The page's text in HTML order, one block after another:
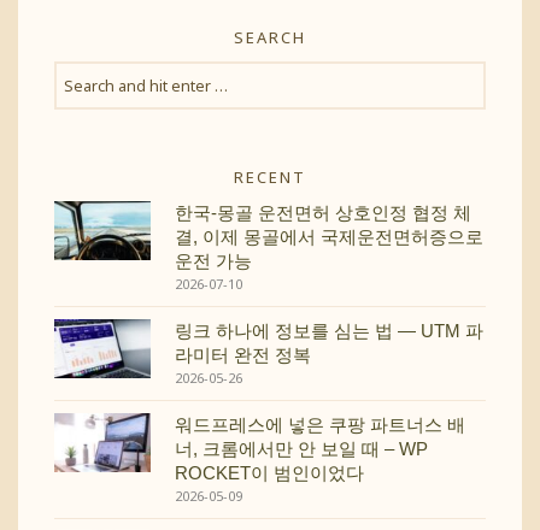
SEARCH
RECENT
한국-몽골 운전면허 상호인정 협정 체
결, 이제 몽골에서 국제운전면허증으로
운전 가능
2026-07-10
링크 하나에 정보를 심는 법 — UTM 파
라미터 완전 정복
2026-05-26
워드프레스에 넣은 쿠팡 파트너스 배
너, 크롬에서만 안 보일 때 – WP
ROCKET이 범인이었다
2026-05-09